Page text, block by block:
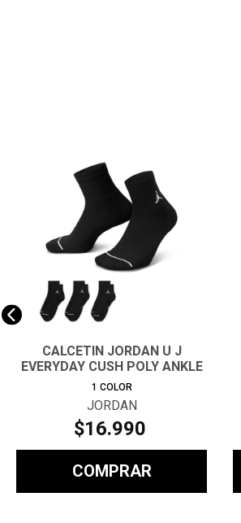
CALCETIN JORDAN U J
EVERYDAY CUSH POLY ANKLE
3PR H
1 COLOR
JORDAN
$16.990
COMPRAR